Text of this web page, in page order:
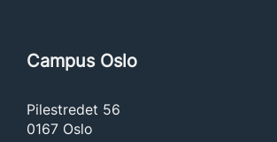
Campus Oslo
Pilestredet 56
0167 Oslo